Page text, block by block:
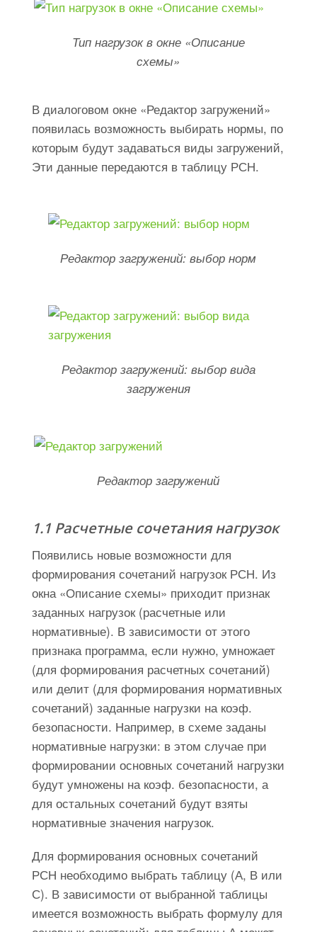
Тип нагрузок в окне «Описание
схемы»
В диалоговом окне «Редактор загружений»
появилась возможность выбирать нормы, по
которым будут задаваться виды загружений,
Эти данные передаются в таблицу РСН.
Редактор загружений: выбор норм
Редактор загружений: выбор вида
загружения
Редактор загружений
1.1 Расчетные сочетания нагрузок
Появились новые возможности для
формирования сочетаний нагрузок РСН. Из
окна «Описание схемы» приходит признак
заданных нагрузок (расчетные или
нормативные). В зависимости от этого
признака программа, если нужно, умножает
(для формирования расчетных сочетаний)
или делит (для формирования нормативных
сочетаний) заданные нагрузки на коэф.
безопасности. Например, в схеме заданы
нормативные нагрузки: в этом случае при
формировании основных сочетаний нагрузки
будут умножены на коэф. безопасности, а
для остальных сочетаний будут взяты
нормативные значения нагрузок.
Для формирования основных сочетаний
РСН необходимо выбрать таблицу (А, В или
С). В зависимости от выбранной таблицы
имеется возможность выбрать формулу для